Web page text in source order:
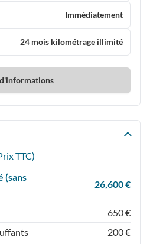
Immédiatement
24 mois kilométrage illimité
TTC)
(sans
26,600 €
650 €
200 €